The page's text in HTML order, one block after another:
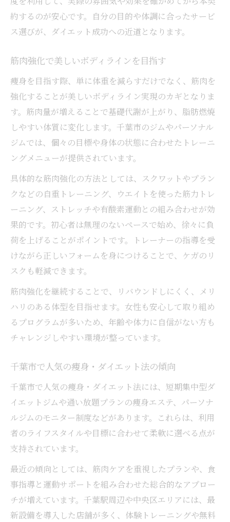
約するのが安心です。自分の目的や体調に合ったサービ
ス選びが、ダイエット成功への近道となります。
筋肉強化で美しいボディラインを目指す
痩身を目指す際、単に体重を減らすだけでなく、筋肉を
強化することが美しいボディライン実現のカギとなりま
す。筋肉量が増えることで基礎代謝が上がり、脂肪燃焼
しやすい体質に変化します。千葉市のジムやパーソナル
ジムでは、個々の目標や身体の状態に合わせたトレーニ
ングメニューが提供されています。
具体的な筋肉強化の方法としては、スクワットやプラン
クなどの自重トレーニング、ウエイトを使った筋力トレ
ーニング、ストレッチや有酸素運動との組み合わせが効
果的です。初心者は無理のないペースで始め、徐々に負
荷を上げることがポイントです。トレーナーの指導を受
けながら正しいフォームを身につけることで、ケガのリ
スクも軽減できます。
筋肉強化を継続することで、リバウンドしにくく、メリ
ハリのある体型を目指せます。女性も安心して取り組め
るプログラムが多いため、年齢や体力に自信がない方も
チャレンジしやすい環境が整っています。
千葉市で人気の痩身・ダイエット法の傾向
千葉市で人気の痩身・ダイエット法には、短期集中型ダ
イエットジムや通い放題プランの痩身エステ、パーソナ
ルジムのモニター制度などがあります。これらは、利用
者のライフスタイルや目標に合わせて柔軟に選べる点が
支持されています。
最近の傾向としては、筋肉ケアを重視したプランや、食
事指導と運動サポートを組み合わせた総合的なアプロー
チが増えています。千葉駅周辺や中央区エリアには、最
新設備を導入した店舗が多く、体験トレーニングや無料